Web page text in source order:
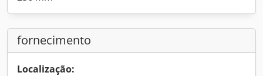
fornecimento
Localização: